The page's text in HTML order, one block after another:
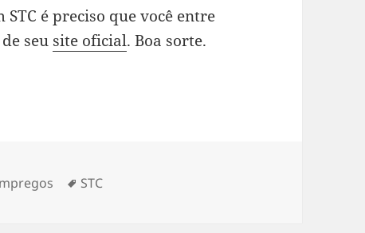
é preciso que você entre
seu site oficial. Boa sorte.
Tags
STC